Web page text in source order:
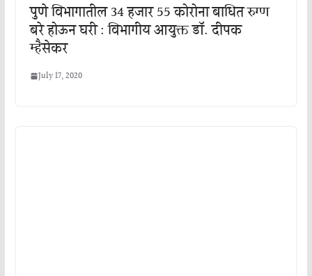
पुणे विभागातील 34 हजार 55 कोरोना बाधित रुग्ण
बरे होऊन घरी : विभागीय आयुक्त डॉ. दीपक
म्हैसेकर
July 17, 2020